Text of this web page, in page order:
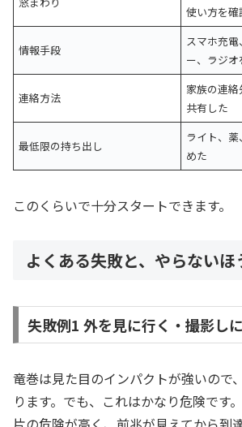
使い方を確
情報手段
スマホ充電
ー、ラジ
連絡方法
家族の連絡
共有した
最低限の持ち出し
ライト、
めた
このくらいで十分スタートできます。
よくある失敗と、やらないほ
失敗例1 外を見に行く・撮影し
竜巻は見た目のインパクトが強いので
ります。でも、これはかなり危険です